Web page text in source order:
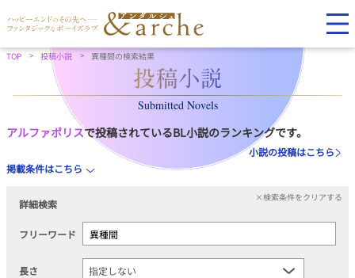
TOP 投稿小説 異種間の検索結果
Submitted Novels
アルファポリスで投稿されているBL小説のランキングです。
小説の投稿はこちら
掲載条件はこちら
詳細検索
×検索条件をクリアする
フリーワード
長さ